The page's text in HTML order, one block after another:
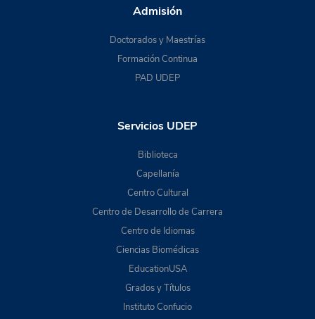
Admisión
Doctorados y Maestrías
Formación Continua
PAD UDEP
Servicios UDEP
Biblioteca
Capellanía
Centro Cultural
Centro de Desarrollo de Carrera
Centro de Idiomas
Ciencias Biomédicas
EducationUSA
Grados y Títulos
Instituto Confucio